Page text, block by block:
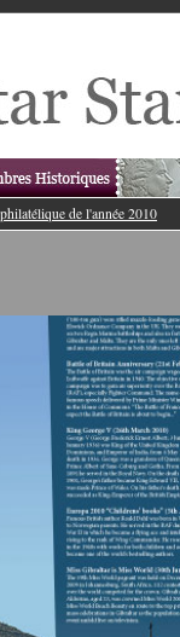
de l'année 2010